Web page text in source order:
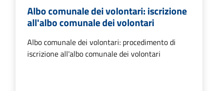
Albo comunale dei volontari: iscrizione
all'albo comunale dei volontari
Albo comunale dei volontari: procedimento di
iscrizione all'albo comunale dei volontari